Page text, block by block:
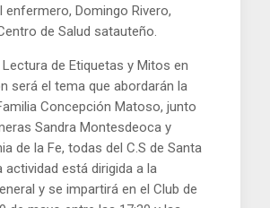
enfermero, Domingo Rivero,
de Salud satauteño.
Lectura de Etiquetas y Mitos en
será el tema que abordarán la
Concepción Matoso, junto
Sandra Montesdeoca y
de la Fe, todas del C.S de Santa
actividad está dirigida a la
y se impartirá en el Club de